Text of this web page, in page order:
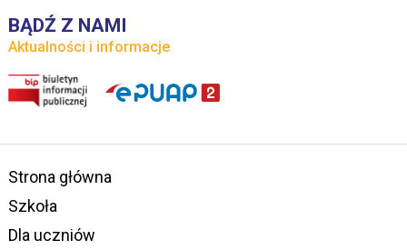
BĄDŹ Z NAMI
Aktualności i informacje
Strona główna
Szkoła
Dla uczniów